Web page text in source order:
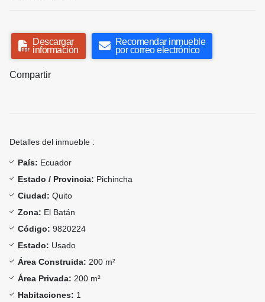
Descargar
información
Recomendar inmueble
por correo electrónico
Compartir
Detalles del inmueble :
País: Ecuador
Estado / Provincia: Pichincha
Ciudad: Quito
Zona: El Batán
Código: 9820224
Estado: Usado
Área Construida: 200 m²
Área Privada: 200 m²
Habitaciones: 1